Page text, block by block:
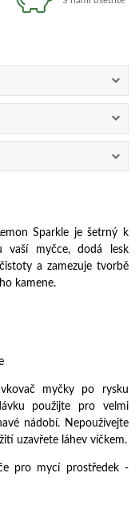
Sparkle je šetrný k
vaší myčce, dodá lesk
a zamezuje tvorbě
kamene.
myčky po rysku
použijte pro velmi
nádobí. Nepoužívejte
uzavřete láhev víčkem.
pro mycí prostředek -